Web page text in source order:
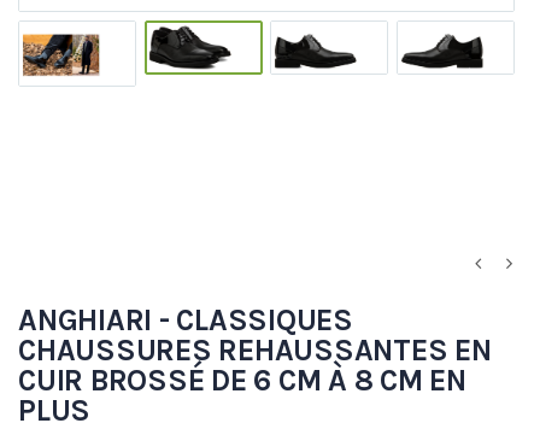
ANGHIARI - CLASSIQUES
CHAUSSURES REHAUSSANTES EN
CUIR BROSSÉ DE 6 CM À 8 CM EN
PLUS